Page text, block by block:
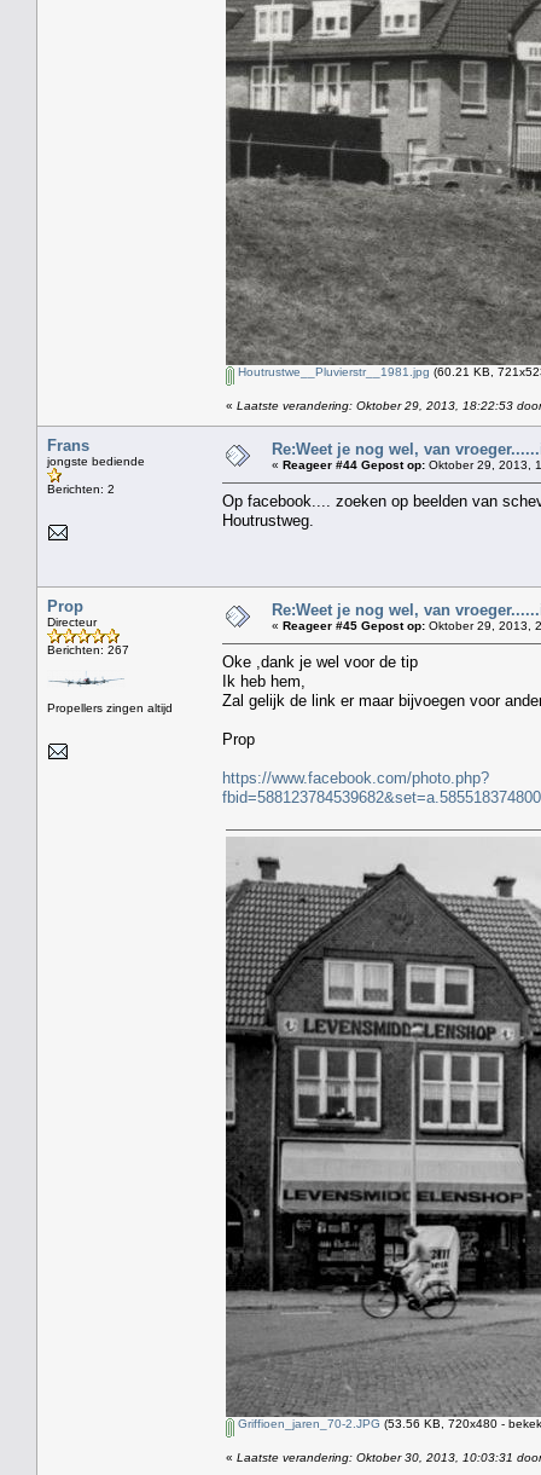
Houtrustwe__Pluvierstr__1981.jpg (60.21 KB,
« Laatste verandering: Oktober 29, 2013, 18:22:53
Frans
jongste bediende
Berichten: 2
Re:Weet je nog wel, van
« Reageer #44 Gepost op: Oktober 29, 2013,
Op facebook.... zoeken op beelden van
Houtrustweg.
Prop
Directeur
Berichten: 267
Propellers zingen altijd
Re:Weet je nog wel, van
« Reageer #45 Gepost op: Oktober 29, 2013,
Oke ,dank je wel voor de tip
Ik heb hem,
Zal gelijk de link er maar bijvoegen voor
Prop
https://www.facebook.com/photo.php?
Griffioen_jaren_70-2.JPG (53.56 KB, 720x480 -
« Laatste verandering: Oktober 30, 2013, 10:03:31